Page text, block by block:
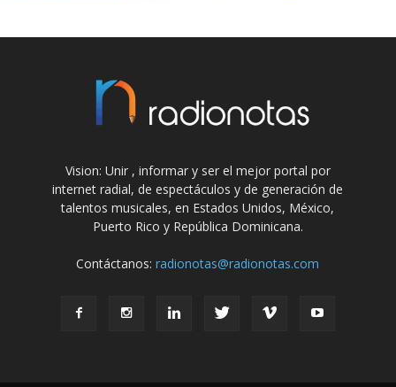
Vision: Unir , informar y ser el mejor portal por
internet radial, de espectáculos y de generación de
talentos musicales, en Estados Unidos, México,
Puerto Rico y República Dominicana.
Contáctanos:radionotas@radionotas.com